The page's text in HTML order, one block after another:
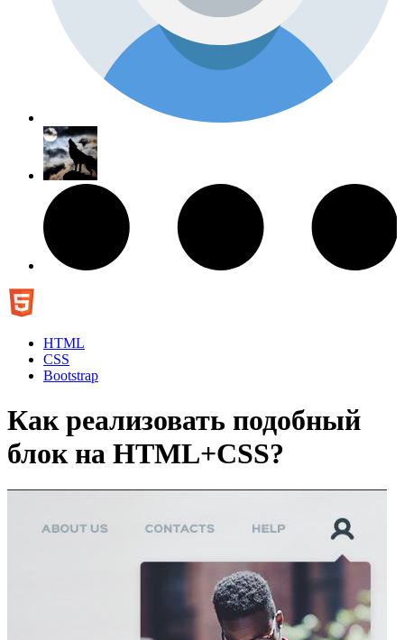
HTML
CSS
Bootstrap
Как реализовать подобный
блок на HTML+CSS?